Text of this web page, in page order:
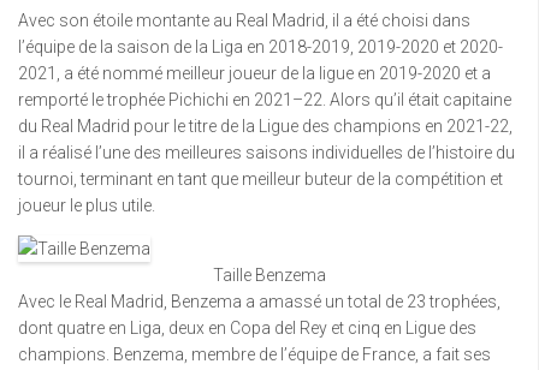
Avec son étoile montante au Real Madrid, il a été choisi dans
l’équipe de la saison de la Liga en 2018-2019, 2019-2020 et 2020-
2021, a été nommé meilleur joueur de la ligue en 2019-2020 et a
remporté le trophée Pichichi en 2021–22. Alors qu’il était capitaine
du Real Madrid pour le titre de la Ligue des champions en 2021-22,
il a réalisé l’une des meilleures saisons individuelles de l’histoire du
tournoi, terminant en tant que meilleur buteur de la compétition et
joueur le plus utile.
Taille Benzema
Avec le Real Madrid, Benzema a amassé un total de 23 trophées,
dont quatre en Liga, deux en Copa del Rey et cinq en Ligue des
champions. Benzema, membre de l’équipe de France, a fait ses